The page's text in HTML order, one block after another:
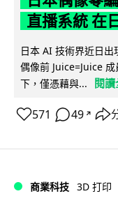
直播系統 在
日本 AI 技術界近日
偶像前 Juice=Juice
下，僅憑藉與...
閱
571 49 ↗
商業科技 3D 打印